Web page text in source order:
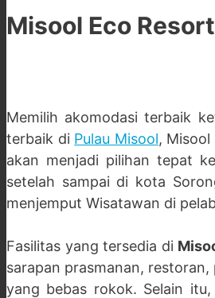
Misool Eco Resort
Memilih akomodasi terbaik
terbaik di Pulau Misool,
akan menjadi pilihan tepat
setelah sampai di kota
menjemput Wisatawan di
Fasilitas yang tersedia di
sarapan prasmanan,
yang bebas rokok. Selain